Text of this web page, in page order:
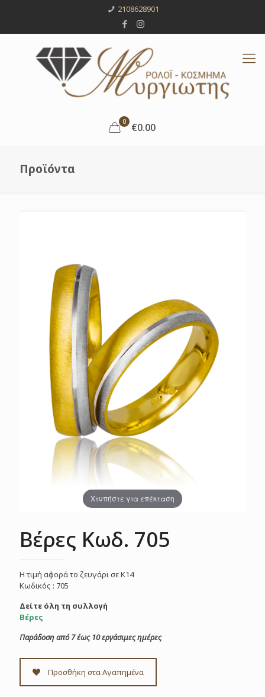
2108628901
0 €0.00
Προϊόντα
Χτυπήστε για επέκταση
Βέρες Κωδ. 705
Η τιμή αφορά το ζευγάρι σε Κ14
Κωδικός : 705
Δείτε όλη τη συλλογή
Βέρες
Παράδοση από 7 έως 10 εργάσιμες ημέρες
Προσθήκη στα Αγαπημένα